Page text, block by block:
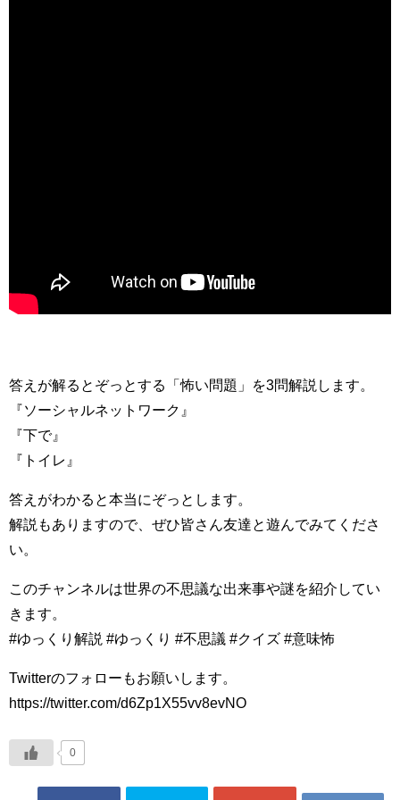
答えが解るとぞっとする「怖い問題」を3問解説します。
『ソーシャルネットワーク』
『下で』
『トイレ』
答えがわかると本当にぞっとします。
解説もありますので、ぜひ皆さん友達と遊んでみてくださ
い。
このチャンネルは世界の不思議な出来事や謎を紹介してい
きます。
#ゆっくり解説 #ゆっくり #不思議 #クイズ #意味怖
Twitterのフォローもお願いします。
https://twitter.com/d6Zp1X55vv8evNO
0